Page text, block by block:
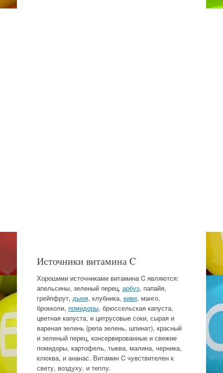
Источники витамина C
Хорошими источниками витамина C являются:
апельсины, зеленый перец, арбуз, папайя,
грейпфрут, дыня, клубника, киви, манго,
брокколи, помидоры, брюссельская капуста,
цветная капуста, и цитрусовые соки, сырая и
вареная зелень (репа зелень, шпинат), красный
и зеленый перец, консервированные и свежие
помидоры, картофель, тыква, малина, черника,
клюква, и ананас. Витамин C чувствителен к
свету, воздуху, и теплу.